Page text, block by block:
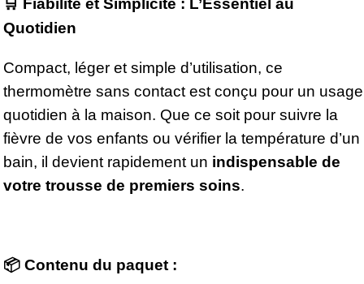
🛒 Fiabilité et Simplicité : L’Essentiel au
Quotidien
Compact, léger et simple d’utilisation, ce
thermomètre sans contact est conçu pour un usage
quotidien à la maison. Que ce soit pour suivre la
fièvre de vos enfants ou vérifier la température d’un
bain, il devient rapidement un indispensable de
votre trousse de premiers soins.
📦 Contenu du paquet :